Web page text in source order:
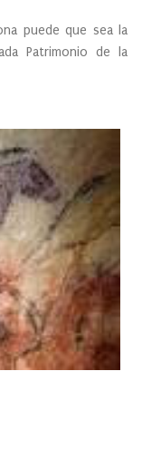
puede que sea la
Patrimonio de la